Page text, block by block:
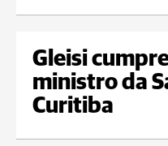
Gleisi
ministro da
Curitiba